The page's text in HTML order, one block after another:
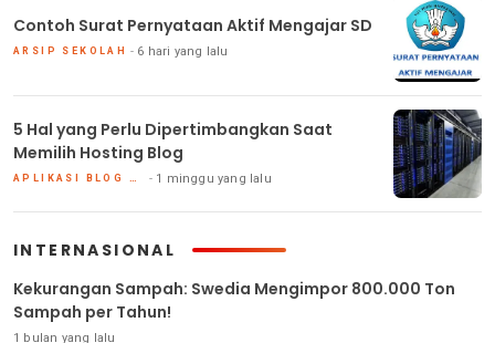
Contoh Surat Pernyataan Aktif Mengajar SD
ARSIP SEKOLAH 6 hari yang lalu
5 Hal yang Perlu Dipertimbangkan Saat
Memilih Hosting Blog
APLIKASI BLOG DAN HOSTING 1 minggu yang lalu
INTERNASIONAL
Kekurangan Sampah: Swedia Mengimpor 800.000 Ton
Sampah per Tahun!
1 bulan yang lalu